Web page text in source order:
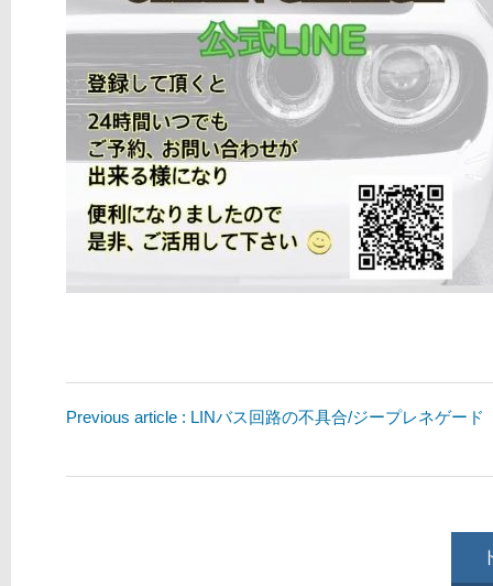
Previous article : LINバス回路の不具合/ジープレネゲード